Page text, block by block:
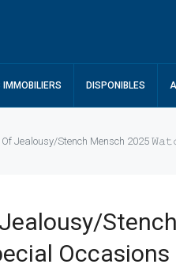
IMMOBILIERS DISPONIBLES
Of Jealousy/Stench Mensch 2025
Occasions